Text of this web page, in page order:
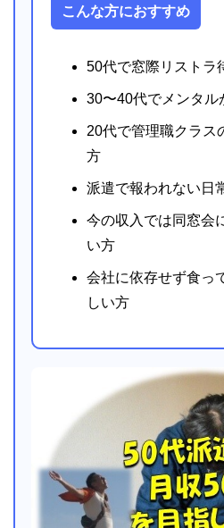
こんな方におすすめ
50代で窓際リストラ
30〜40代でメンタル
20代で管理職クラス
方
派遣で報われない日
今の収入では同窓会
い方
会社に依存せず食っ
しい方